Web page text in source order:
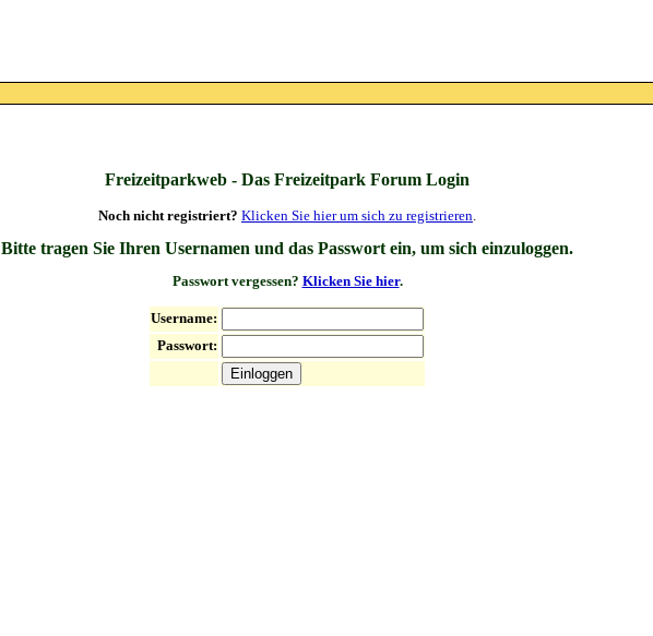
Freizeitparkweb - Das Freizeitpark Forum Login
Noch nicht registriert? Klicken Sie hier um sich zu registrieren.
Bitte tragen Sie Ihren Usernamen und das Passwort ein, um sich einzuloggen.
Passwort vergessen? Klicken Sie hier.
Username:
Passwort: